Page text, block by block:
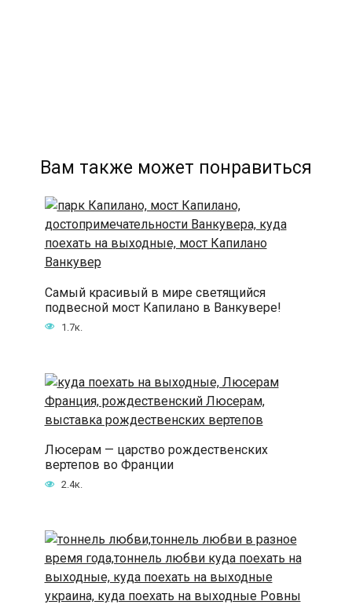
Вам также может понравиться
Самый красивый в мире светящийся
подвесной мост Капилано в Ванкувере!
1.7к.
Люсерам — царство рождественских
вертепов во Франции
2.4к.